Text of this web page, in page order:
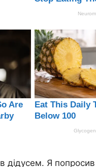
дідусем. Я